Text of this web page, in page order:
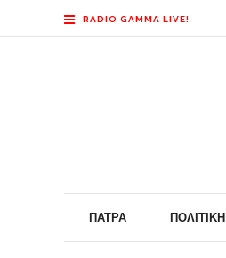
RADIO GAMMA LIVE!
ΠΆΤΡΑ ΠΟΛΙΤΙΚΉ